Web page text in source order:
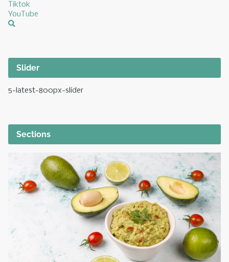
Tiktok
YouTube
Slider
5-latest-800px-slider
Sections